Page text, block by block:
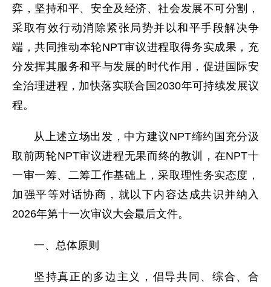
弈，坚持和平、安全及经济、社会发展不可分割，
采取有效行动消除紧张局势并以和平手段解决争
端，共同推动本轮NPT审议进程取得务实成果，充
分发挥其服务和平与发展的时代作用，促进国际安
全治理进程，加快落实联合国2030年可持续发展议
程。
从上述立场出发，中方建议NPT缔约国充分汲
取前两轮NPT审议进程无果而终的教训，在NPT十
一审一筹、二筹工作基础上，采取理性务实态度，
加强平等对话协商，就以下内容达成共识并纳入
2026年第十一次审议大会最后文件。
一、总体原则
坚持真正的多边主义，倡导共同、综合、合